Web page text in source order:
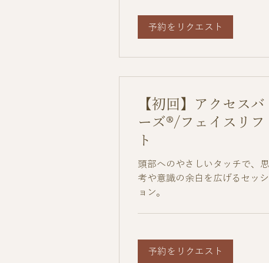
予約をリクエスト
【初回】アクセスバ
ーズ®/フェイスリフ
ト
頭部へのやさしいタッチで、思
考や意識の余白を広げるセッシ
ョン。
予約をリクエスト